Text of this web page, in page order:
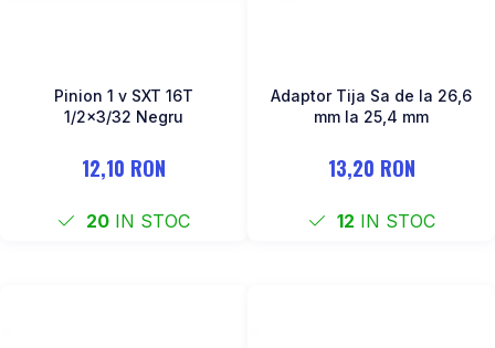
Pinion 1 v SXT 16T
1/2x3/32 Negru
12,10 RON
20 IN STOC
Adaptor Tija Sa de la 26,6
mm la 25,4 mm
13,20 RON
12 IN STOC